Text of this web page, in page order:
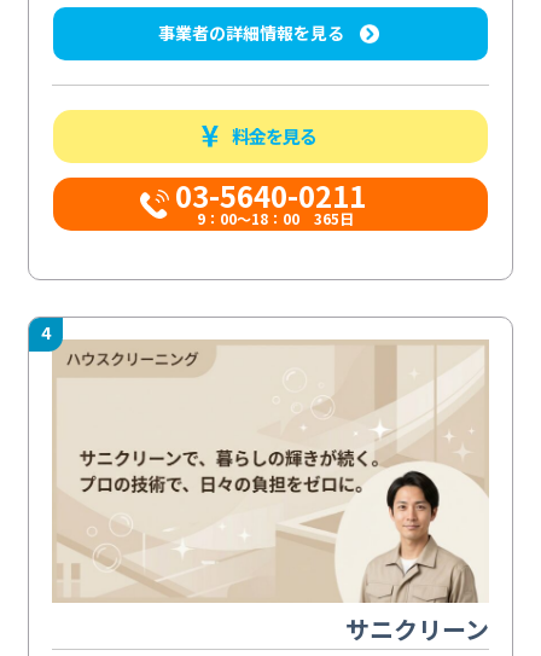
事業者の詳細情報を見る
料金を見る
03-5640-0211
9：00～18：00 365日
4
サニクリーン